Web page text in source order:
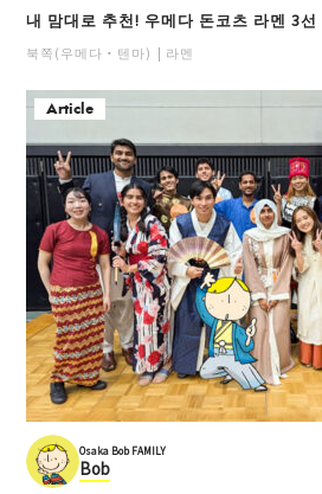
내 맘대로 추천! 우메다 돈코츠 라멘 3선
북쪽(우메다・텐마) 라멘
Article
Osaka Bob FAMILY
Bob